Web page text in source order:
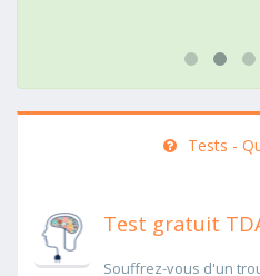
Tests -
Test gratuit
Souffrez-vous d'un